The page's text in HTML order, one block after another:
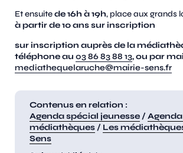
Et ensuitede 16h à 19h, place aux grands
à partir de 10 ans sur inscription
sur inscription auprès de la
téléphone au 03 86 83 88 13, ou par
mediathequelaruche@mairie-sens.fr
Contenus en relation :
Agenda spécial jeunesse /
médiathèques / Les
Sens